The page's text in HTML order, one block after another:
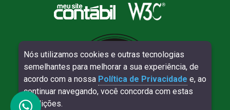
Nós utilizamos cookies e outras tecnologias
semelhantes para melhorar a sua experiência, de
acordo com a nossa Política de Privacidade e, ao
continuar navegando, você concorda com estas
condições.